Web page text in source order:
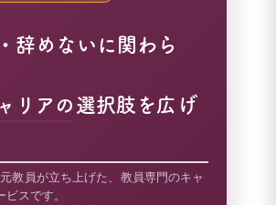
辞めないに関わら
リアの選択肢を広げ
教員が立ち上げた、教員専門のキャ
ビスです。